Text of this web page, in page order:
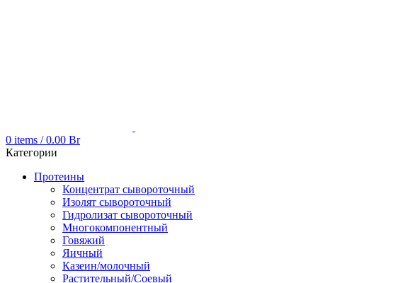
0 items / 0.00 Br
Категории
Протеины
Концентрат сывороточный
Изолят сывороточный
Гидролизат сывороточный
Многокомпонентный
Говяжий
Яичный
Казеин/молочный
Растительный/Соевый